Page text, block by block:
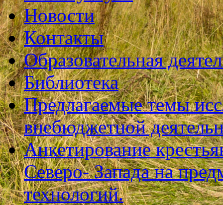
Новости
Контакты
Образовательная
Библиотека
Предлагаемые темы
внебюджетной
Анкетирование
Северо- Запада на
технологий.